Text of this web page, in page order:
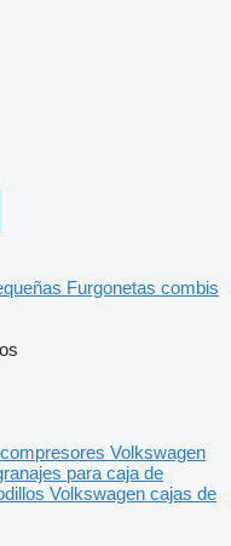
Furgonetas combis
Volkswagen
para caja de
Volkswagen cajas de